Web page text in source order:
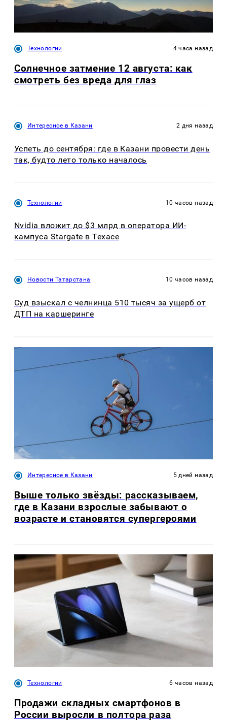
Технологии 4 часа назад
Солнечное затмение 12 августа: как
смотреть без вреда для глаз
Интересное в Казани 2 дня назад
Успеть до сентября: где в Казани провести день
так, будто лето только началось
Технологии 10 часов назад
Nvidia вложит до $3 млрд в оператора ИИ-
кампуса Stargate в Техасе
Новости Татарстана 10 часов назад
Суд взыскал с челнинца 510 тысяч за ущерб от
ДТП на каршеринге
Интересное в Казани 5 дней назад
Выше только звёзды: рассказываем,
где в Казани взрослые забывают о
возрасте и становятся супергероями
Технологии 6 часов назад
Продажи складных смартфонов в
России выросли в полтора раза